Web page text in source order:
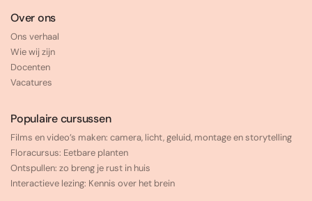
Over ons
Ons verhaal
Wie wij zijn
Docenten
Vacatures
Populaire cursussen
Films en video’s maken: camera, licht, geluid, montage en storytelling
Floracursus: Eetbare planten
Ontspullen: zo breng je rust in huis
Interactieve lezing: Kennis over het brein